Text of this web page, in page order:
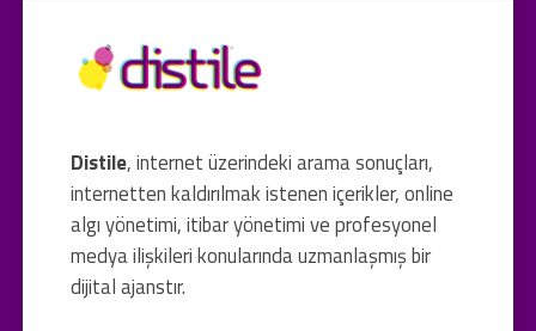
Distile, internet üzerindeki arama sonuçları,
internetten kaldırılmak istenen içerikler, online
algı yönetimi, itibar yönetimi ve profesyonel
medya ilişkileri konularında uzmanlaşmış bir
dijital ajanstır.